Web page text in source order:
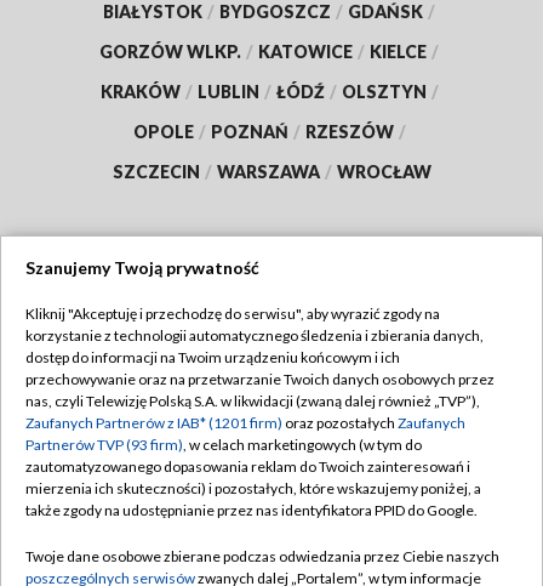
BIAŁYSTOK / BYDGOSZCZ / GDAŃSK /
GORZÓW WLKP. / KATOWICE / KIELCE /
KRAKÓW / LUBLIN / ŁÓDŹ / OLSZTYN /
OPOLE / POZNAŃ / RZESZÓW /
SZCZECIN / WARSZAWA / WROCŁAW
TVP
Abonament TVP
Emisja w TVP
Centrum informacji TVP
Naziemna Telewizja Cyfrowa
Rada Programowa
Regulamin TVP
Polityka prywatności
Moje zgody
Pomoc
Kontakt
Szanujemy Twoją prywatność
Kliknij "Akceptuję i przechodzę do serwisu", aby wyrazić zgody na
korzystanie z technologii automatycznego śledzenia i zbierania danych,
dostęp do informacji na Twoim urządzeniu końcowym i ich
przechowywanie oraz na przetwarzanie Twoich danych osobowych przez
nas, czyli Telewizję Polską S.A. w likwidacji (zwaną dalej również „TVP”),
Zaufanych Partnerów z IAB* (1201 firm) oraz pozostałych Zaufanych
Partnerów TVP (93 firm), w celach marketingowych (w tym do
zautomatyzowanego dopasowania reklam do Twoich zainteresowań i
mierzenia ich skuteczności) i pozostałych, które wskazujemy poniżej, a
także zgody na udostępnianie przez nas identyfikatora PPID do Google.
Twoje dane osobowe zbierane podczas odwiedzania przez Ciebie naszych
poszczególnych serwisówzwanych dalej „Portalem”, w tym informacje